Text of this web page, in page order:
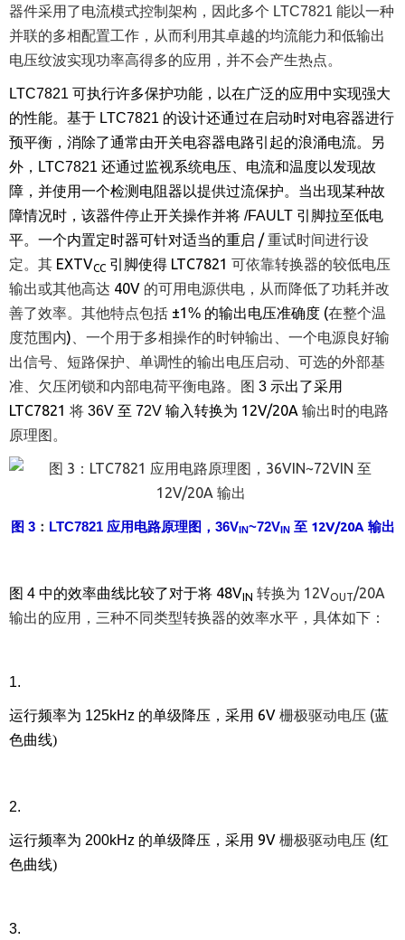
器件采用了电流模式控制架构，因此多个 LTC7821 能以一种
并联的多相配置工作，从而利用其卓越的均流能力和低输出
电压纹波实现功率高得多的应用，并不会产生热点。
LTC7821 可执行许多保护功能，以在广泛的应用中实现强大
的性能。基于 LTC7821 的设计还通过在启动时对电容器进行
预平衡，消除了通常由开关电容器电路引起的浪涌电流。另
外， LTC7821 还通过监视系统电压、电流和温度以发现故
障，并使用一个检测电阻器以提供过流保护。当出现某种故
障情况时，该器件停止开关操作并将 /FAULT 引脚拉至低电
平。一个内置定时器可针对适当的重启 /重试时间进行设
定。其 EXTVCC 引脚使得 LTC7821 可依靠转换器的较低电压
输出或其他高达 40V 的可用电源供电，从而降低了功耗并改
善了效率。其他特点包括 ±1% 的输出电压准确度 (在整个温
度范围内) 、一个用于多相操作的时钟输出、一个电源良好输
出信号、短路保护、单调性的输出电压启动、可选的外部基
准、欠压闭锁和内部电荷平衡电路。图 3 示出了采用
LTC7821 将 36V 至 72V 输入转换为 12V/20A 输出时的电路
原理图。
图 3： LTC7821 应用电路原理图， 36V IN~72V IN 至12V/20A 输出
图 4 中的效率曲线比较了对于将 48VIN 转换为 12VOUT/20A
输出的应用，三种不同类型转换器的效率水平，具体如下：
1.
运行频率为 125kHz 的单级降压，采用 6V 栅极驱动电压 (蓝
色曲线)
2.
运行频率为 200kHz 的单级降压，采用 9V 栅极驱动电压 (红
色曲线)
3.